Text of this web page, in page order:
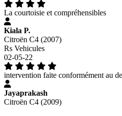
La courtoisie et compréhensibles
Kiala P.
Citroën C4 (2007)
Rs Vehicules
02-05-22
intervention faite conformément au
Jayaprakash
Citroën C4 (2009)